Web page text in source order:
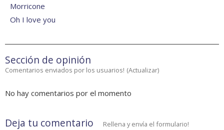
Morricone
Oh I love you
Sección de opinión
Comentarios enviados por los usuarios! (Actualizar)
No hay comentarios por el momento
Deja tu comentario Rellena y envía el formulario!